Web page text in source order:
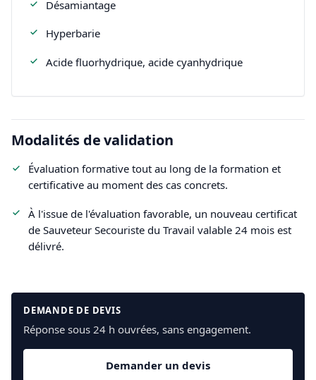
Désamiantage
Hyperbarie
Acide fluorhydrique, acide cyanhydrique
Modalités de validation
Évaluation formative tout au long de la formation et
certificative au moment des cas concrets.
À l'issue de l'évaluation favorable, un nouveau certificat
de Sauveteur Secouriste du Travail valable 24 mois est
délivré.
DEMANDE DE DEVIS
Réponse sous 24 h ouvrées, sans engagement.
Demander un devis